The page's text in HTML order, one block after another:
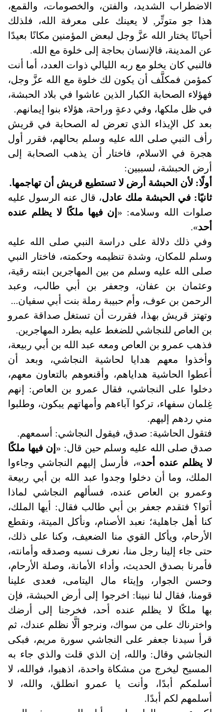
الاضطراب الشديد، والفتن، والخصومات، والقمع،
هذا جو متوتِّر, لا يعينك على معرفة الله، فلذلك
أحيانًا يختار الله عزَّ وجل لبعض المؤمنين مكانًا بعيدًا
عن المدينة، فالإنسان بحاجة إلى خلوة مع الله.
فالنبي كان يخلو مع ربه الليالي ذوات العدد، أما أنت
كمؤمن فمكلَّف أن يكون لك خلوة مع الله عزَّ وجل،
فهؤلاء الصحابة الكبار الذين عاشوا في بلاد الحبشة،
في ظل ملكها، وفي دعةٍ وراحة، هؤلاء بنوا إيمانهم.
بعد كل الإيذاء الذي تعرض له الصحابة في قريش
رأف النبي صلى الله عليه وسلم بحالهم، فقرر أول
هجرة في الاسلام، فاختار أن يذهب الصحابة إلى
أرض الحبشة، لسببين:
أولًا: لأن الحبشة أرض لا تستطيع قريش أن تهاجمها.
ثانيًا: في الحبشة ملك عادل، قال عنه الرسول عليه
صلوات الله وسلامه: « إن فيها ملكًا لا يظلم عنده
أحد».
وفي ذلك دلالة على دراسة النبي صلى الله عليه
وسلم للمكان، وشدة تنظيمه وحكمته، فاختار النبي
صلى الله عليه وسلم من بين المهاجرين ابنته رقية،
وعثمان بن عفان، وجعفر بن أبي طالب، وعبد
الرحمن بن عوف، وأم حبيبة رملة بنت أبي سفيان...
وتهتز قريش بهذا، فقررت أن تستغل صداقة عمرو
بن العاص للنجاشي للضغط عليه بطرد المهاجرين.
فذهب عمرو بن العاص ومعه عبد الله بن أبي ربيعة،
وأخذوا معهم هدايا لحاشية النجاشي، وبعد أن
أعطوا الحاشية هداياهم، وأقنعوهم بالتعاون معهم،
دخلوا على النجاشي، فقال عمرو بن العاص: إنهم
غِلمان سفهاء، تركوا آباءهم وأمهاتهم يبكون، وطلبوا
مني ردهم إليهم.
فتقول الحاشية: صدق، فيقول النجاشي: أسمعهم.
صدق صلى الله عليه وسلم حين قال: « إن فيها ملكًا
لا يظلم عنده أحد»، فأرسل إليهم النجاشي وجاءوا
الملك، وما أن دخلوا وجدوا عبد الله بن أبي ربيعة
وعمرو بن العاص عنده، فسألهم النجاشي لماذا
أتوا؟ فتقدم جعفر بن أبي طالب فقال: أيها الملك،
كنا أهل جاهلية؛ نعبد الأصنام، ونأكل الميتة، ونقطع
الأرحام، ويأكل القوي منا الضعيف، وكنا على ذلك،
حتى جاء إلينا رجل منا، نعرف نسبه وصدقه وأمانته،
فأمرنا بصدق الحديث، وأداء الأمانة، وصلة الأرحام،
وحسن الجوار، وإيتاء مال اليتامى، فعدى علينا
قومنا، فقال لنا نبينا: اخرجوا إلى أرض الحبشة، فإن
بها ملكًا لا يظلم عنده أحد، فخرجنا إلى أرضك
واخترناك على من سواك، ونرجو ألَّا نظلم عندك، ثم
قرأ سيدنا جعفر على النجاشي سورة مريم، فبكى
النجاشي وقال: والله، إن الذي قلت والذي جاء به
المسيح ليخرج من مشكاة واحدة، اذهبوا، فوالله، لا
أسلمكم أبدًا، وأنت يا عمرو انطلق، والله، لا
أسلمهم لكم أبدًا.